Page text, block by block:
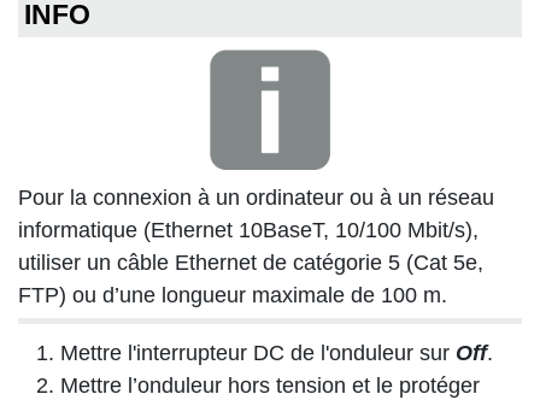
INFO
Pour la connexion à un ordinateur ou à un réseau
informatique (Ethernet 10BaseT, 10/100 Mbit/s),
utiliser un câble Ethernet de catégorie 5 (Cat 5e,
FTP) ou d’une longueur maximale de 100 m.
Mettre l'interrupteur DC de l'onduleur sur Off.
Mettre l’onduleur hors tension et le protéger